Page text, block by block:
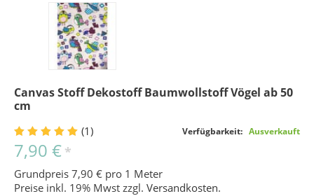
Canvas Stoff Dekostoff Baumwollstoff Vögel ab 50
cm
(1) Verfügbarkeit: Ausverkauft
7,90 € *
Grundpreis 7,90 € pro 1 Meter
Preise inkl. 19% Mwst zzgl. Versandkosten.